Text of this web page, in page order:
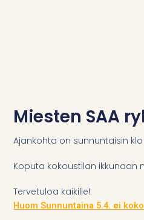
Miesten SAA
Ajankohta on sunnuntaisin klo
Koputa kokoustilan ikkunaan
Tervetuloa kaikille!
Huom Sunnuntaina 5.4. ei